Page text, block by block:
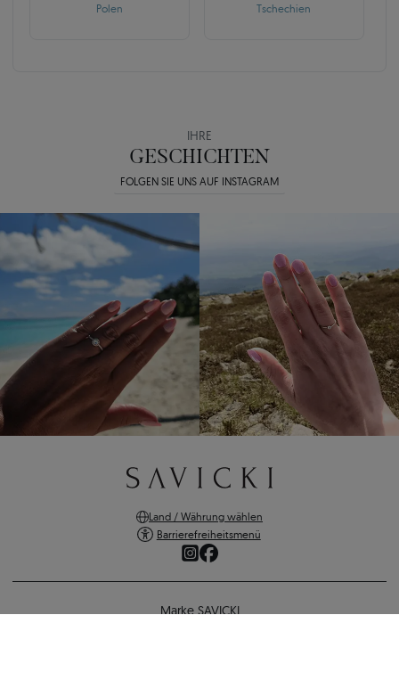
Polen
Tschechien
IHRE
GESCHICHTEN
FOLGEN SIE UNS AUF INSTAGRAM
Land / Währung wählen
Barrierefreiheitsmenü
Marke SAVICKI